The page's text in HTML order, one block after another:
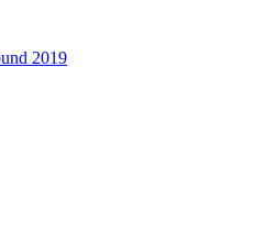
2019